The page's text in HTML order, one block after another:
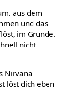
aus dem
und das
im Grunde.
nicht
Nirvana
löst dich eben